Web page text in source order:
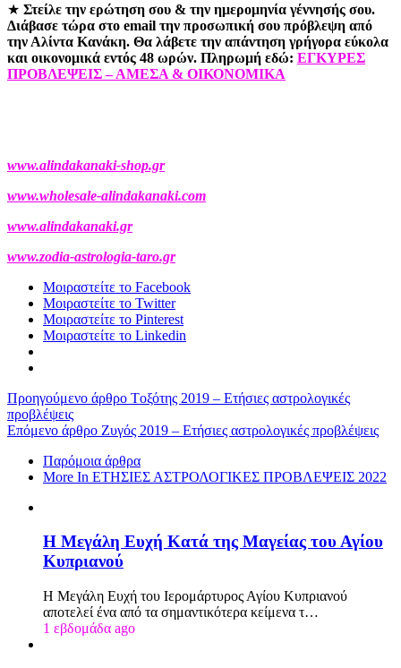
★ Στείλε την ερώτηση σου & την ημερομηνία γέννησής σου.
Διάβασε τώρα στο email την προσωπική σου πρόβλεψη από
την Αλίντα Κανάκη. Θα λάβετε την απάντηση γρήγορα εύκολα
και οικονομικά εντός 48 ωρών. Πληρωμή εδώ: EΓΚΥΡΕΣ
ΠΡΟΒΛΕΨΕΙΣ – ΑΜΕΣΑ & ΟΙΚΟΝΟΜΙΚΑ
www.alindakanaki-shop.gr
www.wholesale-alindakanaki.com
www.alindakanaki.gr
www.zodia-astrologia-taro.gr
Μοιραστείτε το Facebook
Μοιραστείτε το Twitter
Μοιραστείτε το Pinterest
Μοιραστείτε το Linkedin
Προηγούμενο άρθρο Tοξότης 2019 – Ετήσιες αστρολογικές
προβλέψεις
Επόμενο άρθρο Zυγός 2019 – Ετήσιες αστρολογικές προβλέψεις
Παρόμοια άρθρα
More In ΕΤΗΣΙΕΣ ΑΣΤΡΟΛΟΓΙΚΕΣ ΠΡΟΒΛΕΨΕΙΣ 2022
Η Μεγάλη Ευχή Κατά της Μαγείας του Αγίου
Κυπριανού
Η Μεγάλη Ευχή του Ιερομάρτυρος Αγίου Κυπριανού
αποτελεί ένα από τα σημαντικότερα κείμενα τ…
1 εβδομάδα ago